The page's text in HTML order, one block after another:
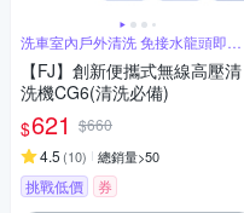
洗車室內戶外清洗 免接水龍頭即可
高壓清洗
【FJ】創新便攜式無線高壓清
洗機CG6(清洗必備)
$621 $660
4.5 (10) 總銷量>50
挑戰低價 券